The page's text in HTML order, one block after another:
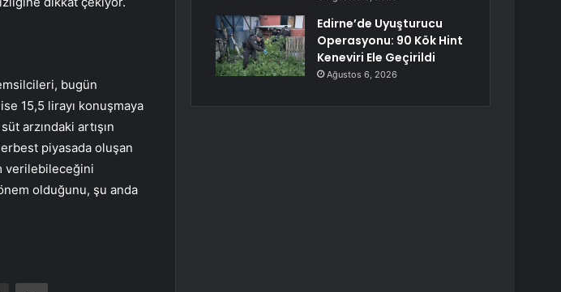
bugün
15,5 lirayı konuşmaya
arzındaki artışın
piyasada oluşan
verilebileceğini
olduğunu, şu anda
E-Posta ile paylaş Yazdır
Edirne’de Uyuşturucu
Operasyonu: 90 Kök Hint
Keneviri Ele Geçirildi
Ağustos 6, 2026